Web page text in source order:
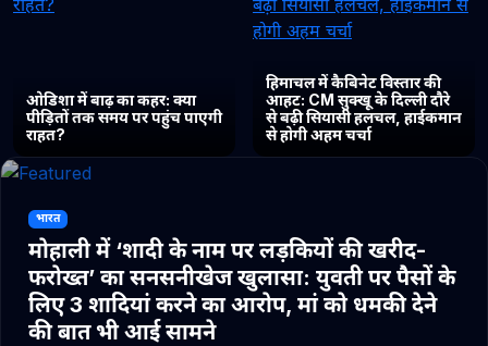
ओडिशा में बाढ़ का कहर: क्या
पीड़ितों तक समय पर पहुंच पाएगी
राहत?
हिमाचल में कैबिनेट विस्तार की
आहट: CM सुक्खू के दिल्ली दौरे
से बढ़ी सियासी हलचल, हाईकमान
से होगी अहम चर्चा
भारत
मोहाली में ‘शादी के नाम पर लड़कियों की खरीद-
फरोख्त’ का सनसनीखेज खुलासा: युवती पर पैसों के
लिए 3 शादियां करने का आरोप, मां को धमकी देने
की बात भी आई सामने